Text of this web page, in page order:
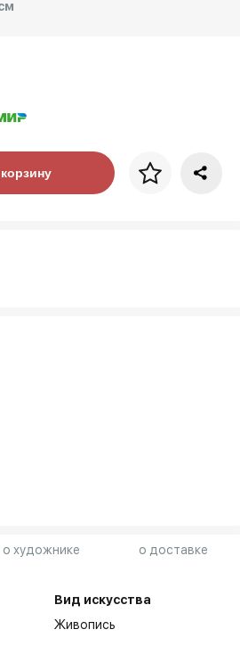
о художнике о доставке
Вид искусства
Живопись